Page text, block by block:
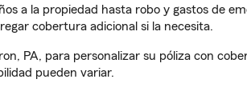
a la propiedad hasta robo y gastos de
cobertura adicional si la necesita.
PA, para personalizar su póliza con
pueden variar.